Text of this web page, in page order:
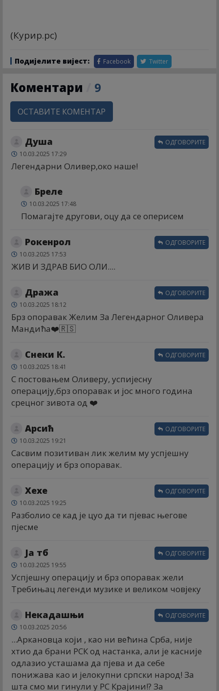
(Курир.рс)
Подијелите вијест: Facebook Twitter
Коментари 9
ОСТАВИТЕ КОМЕНТАР
Душа
10.03.2025 17:29
Легендарни Оливер,око наше!
ОДГОВОРИТЕ
Бреле
10.03.2025 17:48
Помагајте другови, оцу да се оперисем
Рокенрол
10.03.2025 17:53
ЖИВ И ЗДРАВ БИО ОЛИ....
ОДГОВОРИТЕ
Дража
10.03.2025 18:12
Брз опоравак Желим За Легендарног Оливера
Мандића❤️🇷🇸
ОДГОВОРИТЕ
Снеки К.
10.03.2025 18:41
С постовањем Оливеру, успијесну
операцију,брз опоравак и јос много година
срецног зивота од ❤️
ОДГОВОРИТЕ
Арсић
10.03.2025 19:21
Сасвим позитиван лик желим му успјешну
операцију и брз опоравак.
ОДГОВОРИТЕ
Хехе
10.03.2025 19:25
Разболио се кад је цуо да ти пјевас његове
пјесме
ОДГОВОРИТЕ
Ја тб
10.03.2025 19:55
Успјешну операцију и брз опоравак жели
Требињац легенди музике и великом човјеку
ОДГОВОРИТЕ
Некадашњи
10.03.2025 20:56
...Аркановца који , као ни већина Срба, није
хтио да брани РСК од настанка, али је касније
одлазио усташама да пјева и да себе
понижава као и јелокупни српски народ! За
шта смо ми гинули у РС Крајини!? За
ОДГОВОРИТЕ